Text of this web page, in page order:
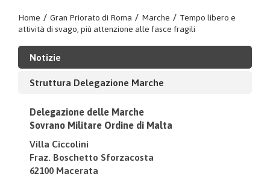
Home / Gran Priorato di Roma / Marche / Tempo libero e
attività di svago, più attenzione alle fasce fragili
Notizie
Struttura Delegazione Marche
Delegazione delle Marche
Sovrano Militare Ordine di Malta
Villa Ciccolini
Fraz. Boschetto Sforzacosta
62100 Macerata